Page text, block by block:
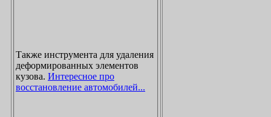
Также инструмента для удаления
деформированных элементов
кузова. Интересное про
восстановление автомобилей...